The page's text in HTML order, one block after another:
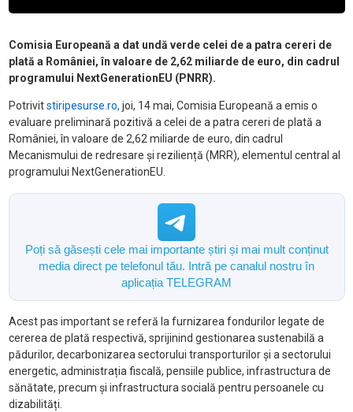
Comisia Europeană a dat undă verde celei de a patra cereri de
plată a României, în valoare de 2,62 miliarde de euro, din cadrul
programului NextGenerationEU (PNRR).
Potrivitstiripesurse.ro, joi, 14 mai, Comisia Europeană a emis o
evaluare preliminară pozitivă a celei de a patra cereri de plată a
României, în valoare de 2,62 miliarde de euro, din cadrul
Mecanismului de redresare și reziliență (MRR), elementul central al
programului NextGenerationEU.
Poți să găsești cele mai importante știri și mai mult conținut
media direct pe telefonul tău. Intră pe canalul nostru în
aplicația TELEGRAM
Acest pas important se referă la furnizarea fondurilor legate de
cererea de plată respectivă, sprijinind gestionarea sustenabilă a
pădurilor, decarbonizarea sectorului transporturilor și a sectorului
energetic, administrația fiscală, pensiile publice, infrastructura de
sănătate, precum și infrastructura socială pentru persoanele cu
dizabilități.